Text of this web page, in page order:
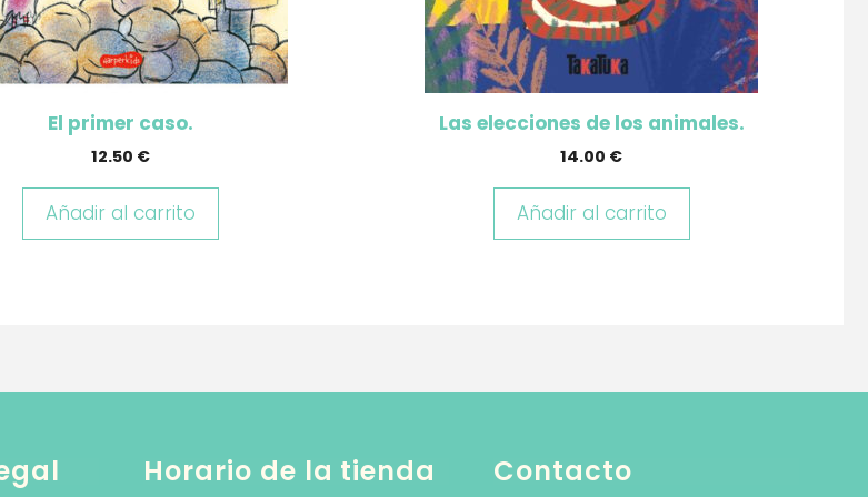
El primer caso.
12.50 €
Añadir al carrito
Las elecciones de los animales.
14.00 €
Añadir al carrito
Horario de la tienda Contacto